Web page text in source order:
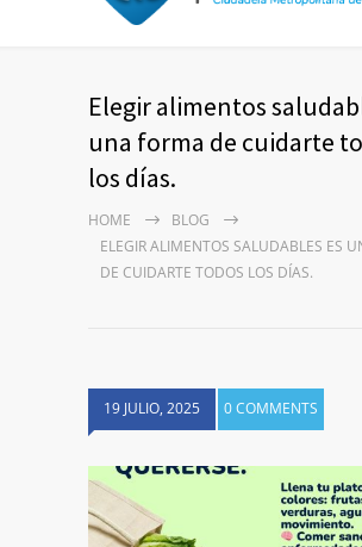
Elegir alimentos
una forma de cuidarte
los días.
HOME
BLOG
ELEGIR ALIMENTOS SALUDABLES ES
DE CUIDARTE TODOS LOS DÍAS.
19 JULIO, 2025 0 COMMENTS